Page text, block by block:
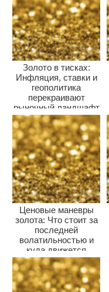
Золото в тисках:
Инфляция, ставки и
геополитика
перекраивают
рыночный ландшафт
Ценовые маневры
золота: Что стоит за
последней
волатильностью и
куда движется
драгметалл?